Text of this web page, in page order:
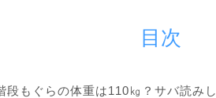
目次
段もぐらの体重は110㎏？サバ読み